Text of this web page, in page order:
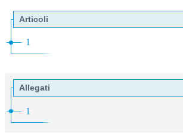
Articoli
1
Allegati
1